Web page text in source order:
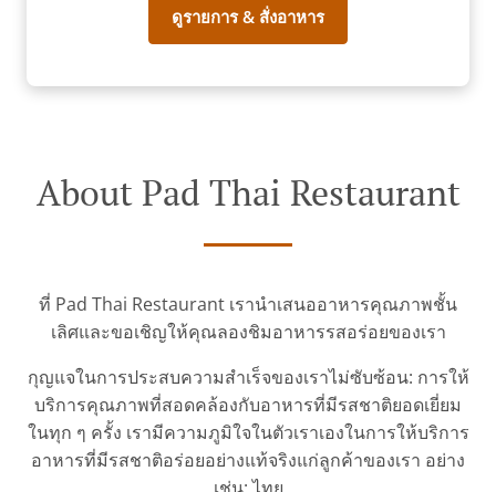
ดูรายการ & สั่งอาหาร
About Pad Thai Restaurant
ที่ Pad Thai Restaurant เรานำเสนออาหารคุณภาพชั้น
เลิศและขอเชิญให้คุณลองชิมอาหารรสอร่อยของเรา
กุญแจในการประสบความสำเร็จของเราไม่ซับซ้อน: การให้
บริการคุณภาพที่สอดคล้องกับอาหารที่มีรสชาติยอดเยี่ยม
ในทุก ๆ ครั้ง เรามีความภูมิใจในตัวเราเองในการให้บริการ
อาหารที่มีรสชาติอร่อยอย่างแท้จริงแก่ลูกค้าของเรา อย่าง